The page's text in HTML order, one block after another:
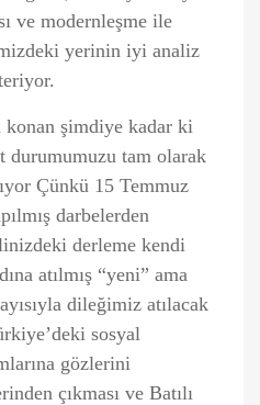
ve modernleşme ile
yerinin iyi analiz
şimdiye kadar ki
durumumuzu tam olarak
Çünkü 15 Temmuz
darbelerden
derleme kendi
atılmış “yeni” ama
dileğimiz atılacak
sosyal
gözlerini
çıkması ve Batılı